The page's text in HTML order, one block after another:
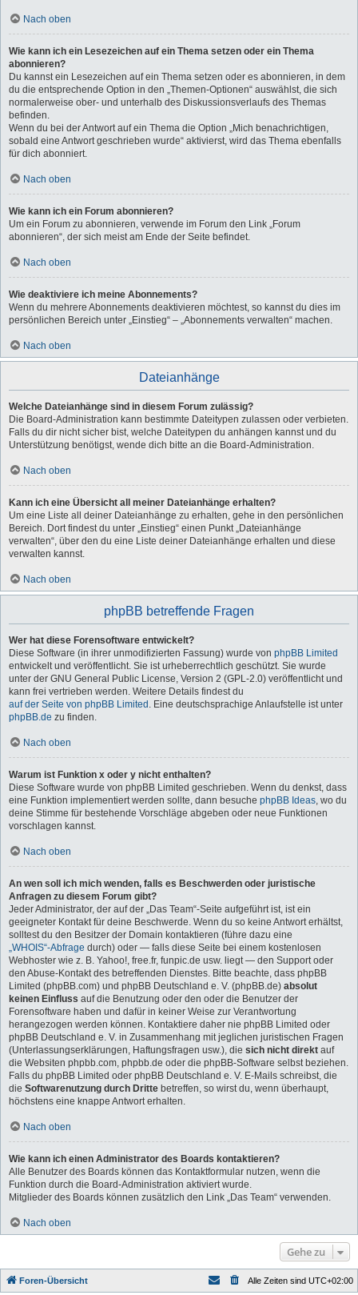
Nach oben
Wie kann ich ein Lesezeichen auf ein Thema setzen oder ein Thema
abonnieren?
Du kannst ein Lesezeichen auf ein Thema setzen oder es abonnieren, in dem
du die entsprechende Option in den „Themen-Optionen“ auswählst, die sich
normalerweise ober- und unterhalb des Diskussionsverlaufs des Themas
befinden.
Wenn du bei der Antwort auf ein Thema die Option „Mich benachrichtigen,
sobald eine Antwort geschrieben wurde“ aktivierst, wird das Thema ebenfalls
für dich abonniert.
Nach oben
Wie kann ich ein Forum abonnieren?
Um ein Forum zu abonnieren, verwende im Forum den Link „Forum
abonnieren“, der sich meist am Ende der Seite befindet.
Nach oben
Wie deaktiviere ich meine Abonnements?
Wenn du mehrere Abonnements deaktivieren möchtest, so kannst du dies im
persönlichen Bereich unter „Einstieg“ – „Abonnements verwalten“ machen.
Nach oben
Dateianhänge
Welche Dateianhänge sind in diesem Forum zulässig?
Die Board-Administration kann bestimmte Dateitypen zulassen oder verbieten.
Falls du dir nicht sicher bist, welche Dateitypen du anhängen kannst und du
Unterstützung benötigst, wende dich bitte an die Board-Administration.
Nach oben
Kann ich eine Übersicht all meiner Dateianhänge erhalten?
Um eine Liste all deiner Dateianhänge zu erhalten, gehe in den persönlichen
Bereich. Dort findest du unter „Einstieg“ einen Punkt „Dateianhänge
verwalten“, über den du eine Liste deiner Dateianhänge erhalten und diese
verwalten kannst.
Nach oben
phpBB betreffende Fragen
Wer hat diese Forensoftware entwickelt?
Diese Software (in ihrer unmodifizierten Fassung) wurde von phpBB Limited
entwickelt und veröffentlicht. Sie ist urheberrechtlich geschützt. Sie wurde
unter der GNU General Public License, Version 2 (GPL-2.0) veröffentlicht und
kann frei vertrieben werden. Weitere Details findest du
auf der Seite von phpBB Limited . Eine deutschsprachige Anlaufstelle ist unter
phpBB.de zu finden.
Nach oben
Warum ist Funktion x oder y nicht enthalten?
Diese Software wurde von phpBB Limited geschrieben. Wenn du denkst, dass
eine Funktion implementiert werden sollte, dann besuche phpBB Ideas, wo du
deine Stimme für bestehende Vorschläge abgeben oder neue Funktionen
vorschlagen kannst.
Nach oben
An wen soll ich mich wenden, falls es Beschwerden oder juristische
Anfragen zu diesem Forum gibt?
Jeder Administrator, der auf der „Das Team“-Seite aufgeführt ist, ist ein
geeigneter Kontakt für deine Beschwerde. Wenn du so keine Antwort erhältst,
solltest du den Besitzer der Domain kontaktieren (führe dazu eine
„WHOIS“-Abfrage durch) oder — falls diese Seite bei einem kostenlosen
Webhoster wie z. B. Yahoo!, free.fr, funpic.de usw. liegt — den Support oder
den Abuse-Kontakt des betreffenden Dienstes. Bitte beachte, dass phpBB
Limited (phpBB.com) und phpBB Deutschland e. V. (phpBB.de) absolut
keinen Einfluss auf die Benutzung oder den oder die Benutzer der
Forensoftware haben und dafür in keiner Weise zur Verantwortung
herangezogen werden können. Kontaktiere daher nie phpBB Limited oder
phpBB Deutschland e. V. in Zusammenhang mit jeglichen juristischen Fragen
(Unterlassungserklärungen, Haftungsfragen usw.), die sich nicht direkt auf
die Websiten phpbb.com, phpbb.de oder die phpBB-Software selbst beziehen.
Falls du phpBB Limited oder phpBB Deutschland e. V. E-Mails schreibst, die
die Softwarenutzung durch Dritte betreffen, so wirst du, wenn überhaupt,
höchstens eine knappe Antwort erhalten.
Nach oben
Wie kann ich einen Administrator des Boards kontaktieren?
Alle Benutzer des Boards können das Kontaktformular nutzen, wenn die
Funktion durch die Board-Administration aktiviert wurde.
Mitglieder des Boards können zusätzlich den Link „Das Team“ verwenden.
Nach oben
Gehe zu
Foren-Übersicht Alle Zeiten sind UTC+02:00